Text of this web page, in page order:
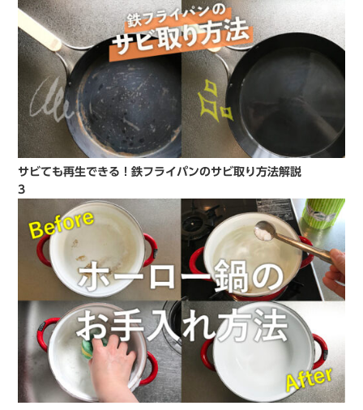
サビても再生できる！鉄フライパンのサビ取り方法解説
3